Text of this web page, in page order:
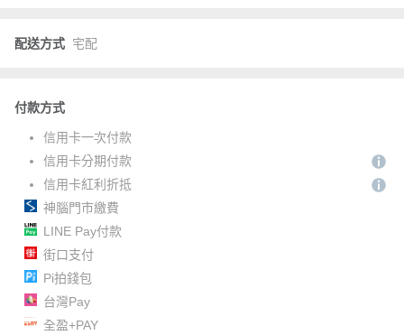
配送方式 宅配
付款方式
信用卡一次付款
信用卡分期付款
信用卡紅利折抵
神腦門市繳費
LINE Pay付款
街口支付
Pi拍錢包
台灣Pay
全盈+PAY